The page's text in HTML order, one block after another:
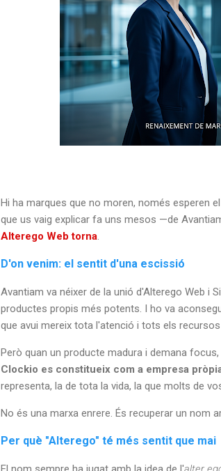
Hi ha marques que no moren, només esperen
que us vaig explicar fa uns mesos —de
Alterego Web torna
D'on venim: el sentit d'una escissió
Avantiam va néixer de la unió d'Alterego Web i
productes propis més potents. I ho va
que avui mereix tota l'atenció i tots els
Però quan un producte madura i demana
Clockio es constitueix com a empresa
representa, la de tota la vida, la que molts de
No és una marxa enrere. És recuperar un nom
Per què "Alterego" té més sentit que mai